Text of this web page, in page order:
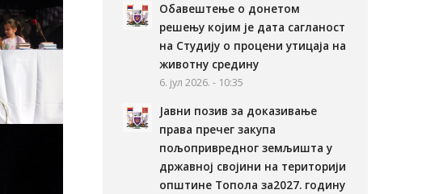
Обавештење о донетом
решењу којим је дата сагланост
на Студију о процени утицаја на
животну средину
6. јул 2026. - 10:35
Јавни позив за доказивање
права пречег закупа
пољопривредног земљишта у
државној својини на територији
општине Топола за2027. годину